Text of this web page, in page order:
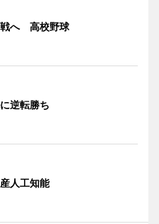
戦へ 高校野球
逆転勝ち
人工知能